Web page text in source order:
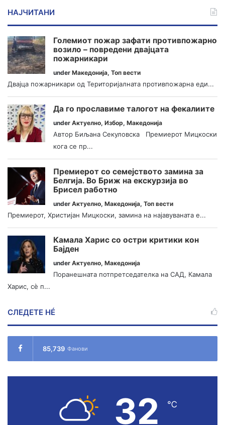
НАЈЧИТАНИ
Големиот пожар зафати противпожарно
возило – повредени двајцата
пожарникари
under Македонија, Топ вести
Двајца пожарникари од Територијалната противпожарна еди...
Да го прославиме талогот на фекалиите
under Актуелно, Избор, Македонија
Автор Биљана Секуловска Премиерот Мицкоски
кога се пр...
Премиерот со семејството замина за
Белгија. Во Бриж на екскурзија во
Брисел работно
under Актуелно, Македонија, Топ вести
Премиерот, Христијан Мицкоски, замина на најавуваната е...
Камала Харис со остри критики кон
Бајден
under Актуелно, Македонија
Поранешната потпретседателка на САД, Камала
Харис, сè п...
СЛЕДЕТЕ НÉ
85,739 Фанови
32 ℃